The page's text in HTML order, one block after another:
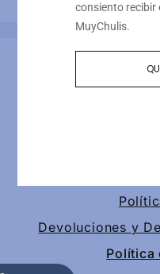
Devoluciones y
Política
consiento recibir
MuyChulis.